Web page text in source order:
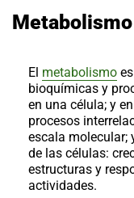
Agrotendencia
Planes
Glosario
Agroshow
Regístrate
suscríbete
al
boletín
Contáctenos
Metabolismo
El metabolismo
bioquímicas y
en una célula; y
procesos
escala molecular;
de las células:
estructuras y
actividades.